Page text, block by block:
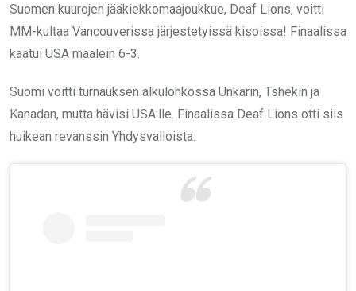
Suomen kuurojen jääkiekkomaajoukkue, Deaf Lions, voitti
MM-kultaa Vancouverissa järjestetyissä kisoissa! Finaalissa
kaatui USA maalein 6-3.
Suomi voitti turnauksen alkulohkossa Unkarin, Tshekin ja
Kanadan, mutta hävisi USA:lle. Finaalissa Deaf Lions otti siis
huikean revanssin Yhdysvalloista.